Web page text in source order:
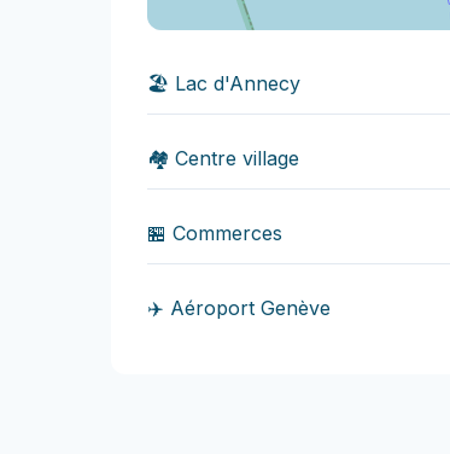
🏖️ Lac d'Annecy
🏘️ Centre village
🏪 Commerces
✈️ Aéroport Genève